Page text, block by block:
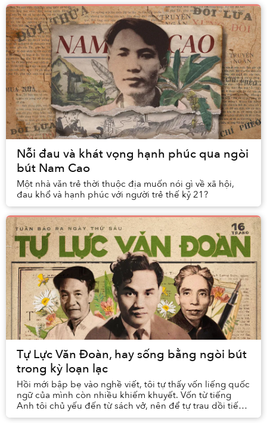
Nỗi đau và khát vọng hạnh phúc qua ngòi
bút Nam Cao
Một nhà văn trẻ thời thuộc địa muốn nói gì về xã hội,
đau khổ và hạnh phúc với người trẻ thế kỷ 21?
Tự Lực Văn Đoàn, hay sống bằng ngòi bút
trong kỳ loạn lạc
Hồi mới bập bẹ vào nghề viết, tôi tự thấy vốn liếng quốc
ngữ của mình còn nhiều khiếm khuyết. Vốn từ tiếng
Anh tôi chủ yếu đến từ sách vở, nên để tự trau dồi tiếng
Việt, tôi nghĩ cứ phải bắt đầu từ mộ...